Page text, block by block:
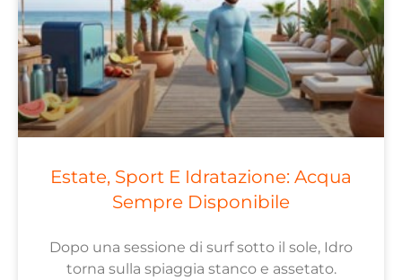
Estate, Sport E Idratazione: Acqua
Sempre Disponibile
Dopo una sessione di surf sotto il sole, Idro
torna sulla spiaggia stanco e assetato.